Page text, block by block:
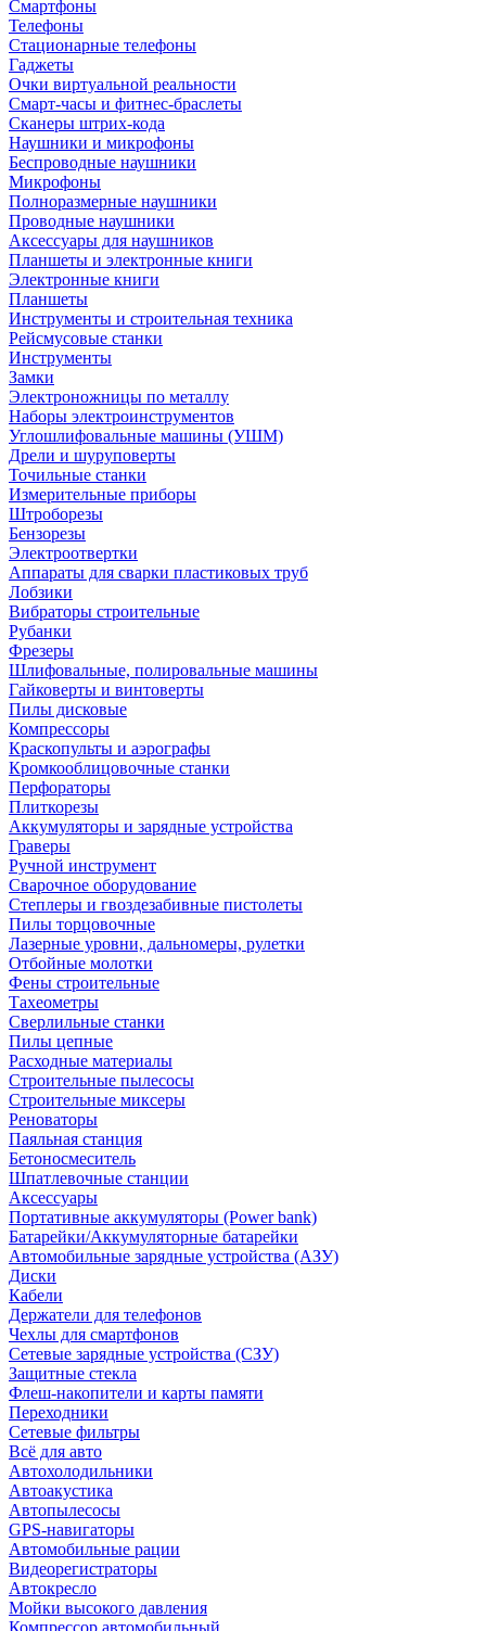
Смартфоны
Телефоны
Стационарные телефоны
Гаджеты
Очки виртуальной реальности
Смарт-часы и фитнес-браслеты
Сканеры штрих-кода
Наушники и микрофоны
Беспроводные наушники
Микрофоны
Полноразмерные наушники
Проводные наушники
Аксессуары для наушников
Планшеты и электронные книги
Электронные книги
Планшеты
Инструменты и строительная техника
Рейсмусовые станки
Инструменты
Замки
Электроножницы по металлу
Наборы электроинструментов
Углошлифовальные машины (УШМ)
Дрели и шуруповерты
Точильные станки
Измерительные приборы
Штроборезы
Бензорезы
Электроотвертки
Аппараты для сварки пластиковых труб
Лобзики
Вибраторы строительные
Рубанки
Фрезеры
Шлифовальные, полировальные машины
Гайковерты и винтоверты
Пилы дисковые
Компрессоры
Краскопульты и аэрографы
Кромкооблицовочные станки
Перфораторы
Плиткорезы
Аккумуляторы и зарядные устройства
Граверы
Ручной инструмент
Сварочное оборудование
Степлеры и гвоздезабивные пистолеты
Пилы торцовочные
Лазерные уровни, дальномеры, рулетки
Отбойные молотки
Фены строительные
Тахеометры
Сверлильные станки
Пилы цепные
Расходные материалы
Строительные пылесосы
Строительные миксеры
Реноваторы
Паяльная станция
Бетоносмеситель
Шпатлевочные станции
Аксессуары
Портативные аккумуляторы (Power bank)
Батарейки/Аккумуляторные батарейки
Автомобильные зарядные устройства (АЗУ)
Диски
Кабели
Держатели для телефонов
Чехлы для смартфонов
Сетевые зарядные устройства (СЗУ)
Защитные стекла
Флеш-накопители и карты памяти
Переходники
Сетевые фильтры
Всё для авто
Автохолодильники
Автоакустика
Автопылесосы
GPS-навигаторы
Автомобильные рации
Видеорегистраторы
Автокресло
Мойки высокого давления
Компрессор автомобильный